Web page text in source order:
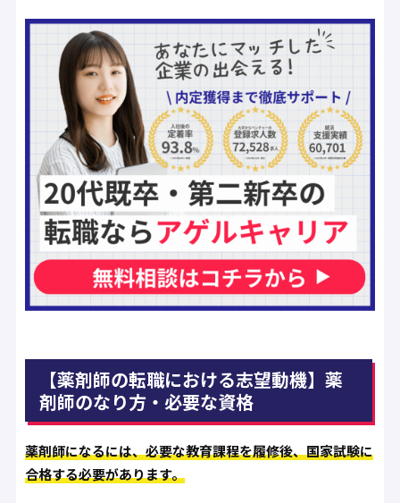
【薬剤師の転職における志望動機】薬
剤師のなり方・必要な資格
薬剤師になるには、必要な教育課程を履修後、国家試験に
合格する必要があります。